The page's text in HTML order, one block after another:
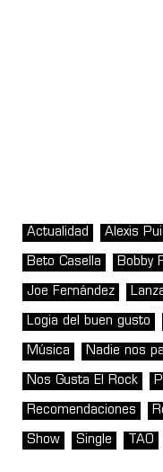
Actualidad Alexis
Beto Casella Bobby
Joe Fernández
Logia del buen gusto
Música Nadie nos
Nos Gusta El Rock
Recomendaciones
Show Single TAO